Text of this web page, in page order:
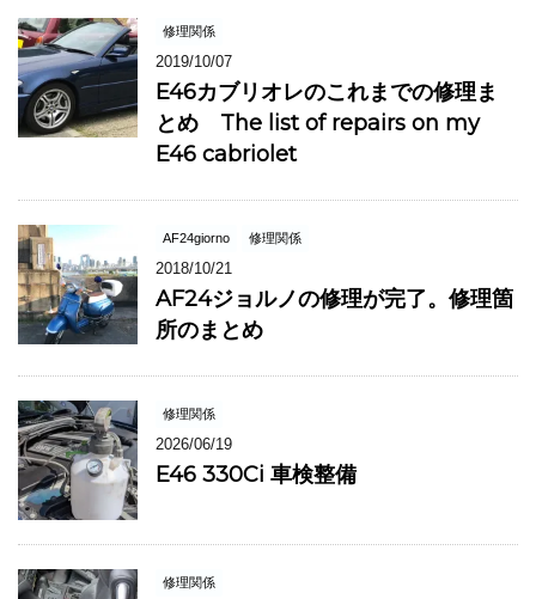
修理関係
2019/10/07
E46カブリオレのこれまでの修理ま
とめ The list of repairs on my
E46 cabriolet
AF24giorno 修理関係
2018/10/21
AF24ジョルノの修理が完了。修理箇
所のまとめ
修理関係
2026/06/19
E46 330Ci 車検整備
修理関係